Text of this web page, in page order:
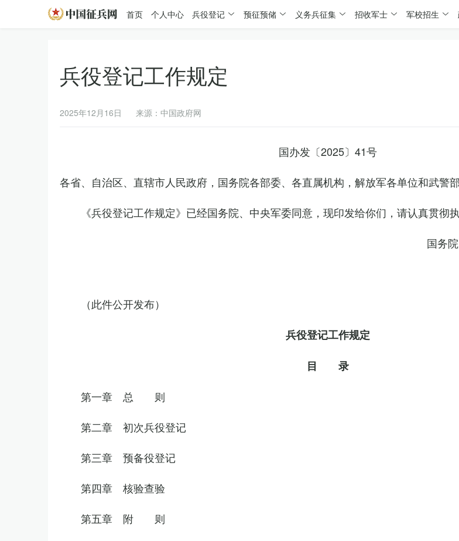
首页 个人中心 兵役登记 预征预储 义务兵征集 招收军士 军校招生
兵役登记工作规定
2025年12月16日 来源：中国政府网
国办发〔2025〕41号
各省、自治区、直辖市人民政府，国务院各部委、各直属机构，解放军各单位和武警部
《兵役登记工作规定》已经国务院、中央军委同意，现印发给你们，请认真贯彻执
国务
（此件公开发布）
兵役登记工作规定
目 录
第一章 总 则
第二章 初次兵役登记
第三章 预备役登记
第四章 核验查验
第五章 附 则